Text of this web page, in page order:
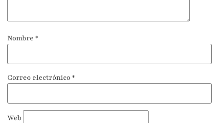
Nombre *
Correo electrónico *
Web